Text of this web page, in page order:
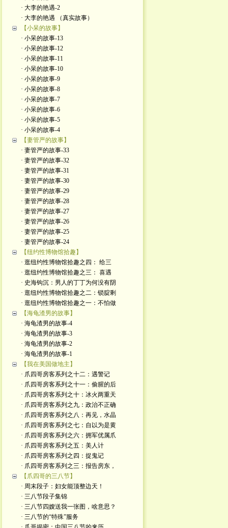
· 大李的艳遇-2
· 大李的艳遇 （真实故事）
【小呆的故事】
· 小呆的故事-13
· 小呆的故事-12
· 小呆的故事-11
· 小呆的故事-10
· 小呆的故事-9
· 小呆的故事-8
· 小呆的故事-7
· 小呆的故事-6
· 小呆的故事-5
· 小呆的故事-4
【妻管严的故事】
· 妻管严的故事-33
· 妻管严的故事-32
· 妻管严的故事-31
· 妻管严的故事-30
· 妻管严的故事-29
· 妻管严的故事-28
· 妻管严的故事-27
· 妻管严的故事-26
· 妻管严的故事-25
· 妻管严的故事-24
【纽约性博物馆拾趣】
· 逛纽约性博物馆拾趣之四： 给三
· 逛纽约性博物馆拾趣之三： 喜遇
· 史海钩沉：男人的丁丁为何没有阴
· 逛纽约性博物馆拾趣之二：锁腚剩
· 逛纽约性博物馆拾趣之一：不怕做
【海龟渣男的故事】
· 海龟渣男的故事-4
· 海龟渣男的故事-3
· 海龟渣男的故事-2
· 海龟渣男的故事-1
【我在美国做地主】
· 爪四哥房客系列之十二：遇警记
· 爪四哥房客系列之十一：偷腥的后
· 爪四哥房客系列之十：冰火两重天
· 爪四哥房客系列之九：政治不正确
· 爪四哥房客系列之八：再见，水晶
· 爪四哥房客系列之七：自以为是黄
· 爪四哥房客系列之六：拥军优属爪
· 爪四哥房客系列之五：美人计
· 爪四哥房客系列之四：捉鬼记
· 爪四哥房客系列之三：报告房东，
【爪四哥的三八节】
· 周末段子：妇女能顶整边天！
· 三八节段子集锦
· 三八节四嫂送我一张图，啥意思？
· 三八节的“特殊”服务